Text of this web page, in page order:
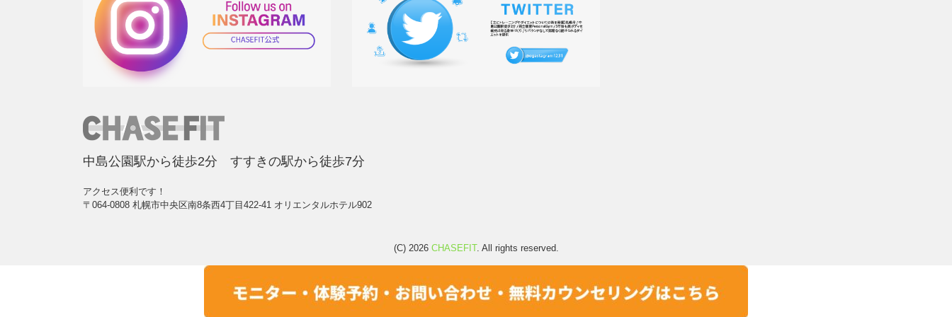
中島公園駅から徒歩2分 すすきの駅から徒歩7分
アクセス便利です！
〒064-0808 札幌市中央区南8条西4丁目422-41 オリエンタルホテル902
(C) 2026 CHASEFIT. All rights reserved.